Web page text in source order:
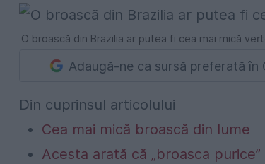
O broască din Brazilia ar putea fi cea mai mică
Adaugă-ne ca sursă preferată în
Din cuprinsul articolului
Cea mai mică broască din lume
Acesta arată că „broasca